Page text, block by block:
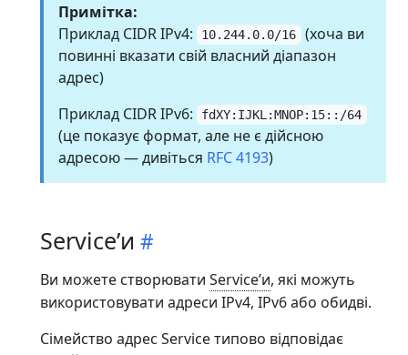
Примітка:
Приклад CIDR IPv4:
10.244.0.0/16 (хоча ви
повинні вказати свій власний діапазон
адрес)
Приклад CIDR IPv6:
fdXY:IJKL:MNOP:15::/64
(це показує формат, але не є дійсною
адресою — дивіться RFC 4193)
Serviceʼи
Ви можете створювати Serviceʼи, які можуть
використовувати адреси IPv4, IPv6 або обидві.
Сімейство адрес Service типово відповідає